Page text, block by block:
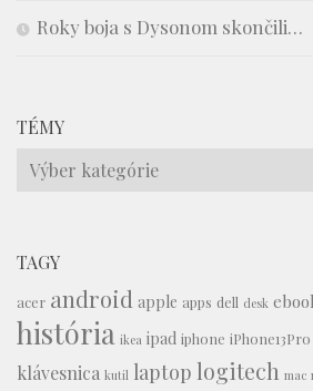
Roky boja s Dysonom skončili…
TÉMY
Témy
TAGY
acer android apple apps dell desk
história ikea ipad iphone iPhone13Pro
klávesnica kutil laptop logitech mac